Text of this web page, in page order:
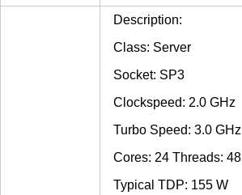
Description:
Class: Server
Socket: SP3
Clockspeed: 2.0 GHz
Turbo Speed: 3.0 GHz
Cores: 24 Threads: 48
Typical TDP: 155 W